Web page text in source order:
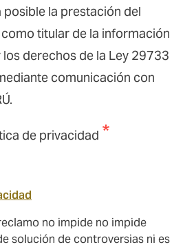
posible la prestación del
titular de la información
derechos de la Ley 29733
comunicación con
de privacidad
no impide no impide
solución de controversias ni es